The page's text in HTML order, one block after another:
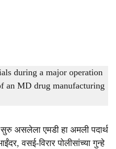
operation that led to the destruction of an
असलेला एमडी हा अमली पदार्थ
वसई-विरार पोलीसांच्या गुन्हे